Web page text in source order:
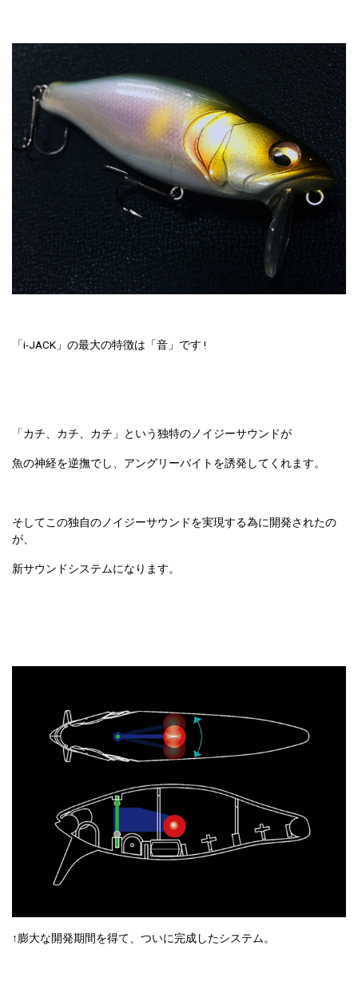
「i-JACK」の最大の特徴は「音」です !
「カチ、カチ、カチ」という独特のノイジーサウンドが
魚の神経を逆撫でし、アングリーバイトを誘発してくれます。
そしてこの独自のノイジーサウンドを実現する為に開発されたの
が、
新サウンドシステムになります。
↑膨大な開発期間を得て、ついに完成したシステム。